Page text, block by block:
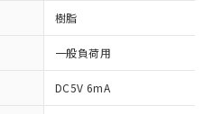
樹脂
一般負荷用
DC5V 6mA